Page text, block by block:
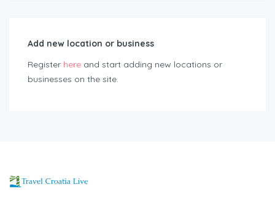
Add new location or business
Register here and start adding new locations or
businesses on the site.